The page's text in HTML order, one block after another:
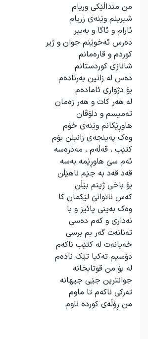
من منداڵێکی وریام
شیرینم وێنەی زریام
ئارام و ئاگا و بەبیر
دەرس ئەخوێنم جوان و ژیر
کوردم و قارەمانم
شانازی کوردستانم
دەس لە زانین بەرنادەم
بۆ دژواری ئامادەم
لە هەر کات و هەر زەمان
تەمیسم و دلۆڤان
هاوڕێکانم وێنەی خۆم
وەک پەینجەی زانینن بۆم
کتێب ، قەڵەم ، مەدرەسە
ئەم سێ هاوڕێمە بەسە
قەد قەد بە جێم ناهێڵن
بۆ باخی ژینم بێڵن
کەس ناتوانێ لێکمان کا
وەک بەینی پائیز و با
نەداری و کەم دەسی
تەنانەت گەر بم برسی
خەیانەت لە کتێب ناکەم
دۆسیم تەکیا تێک نادەم
لە بۆ من قوتابخانە
جوانترین جێی جیهانە
تەرکی ناکەم تا ماوم
من ڕۆڵەی کوردە ناوم